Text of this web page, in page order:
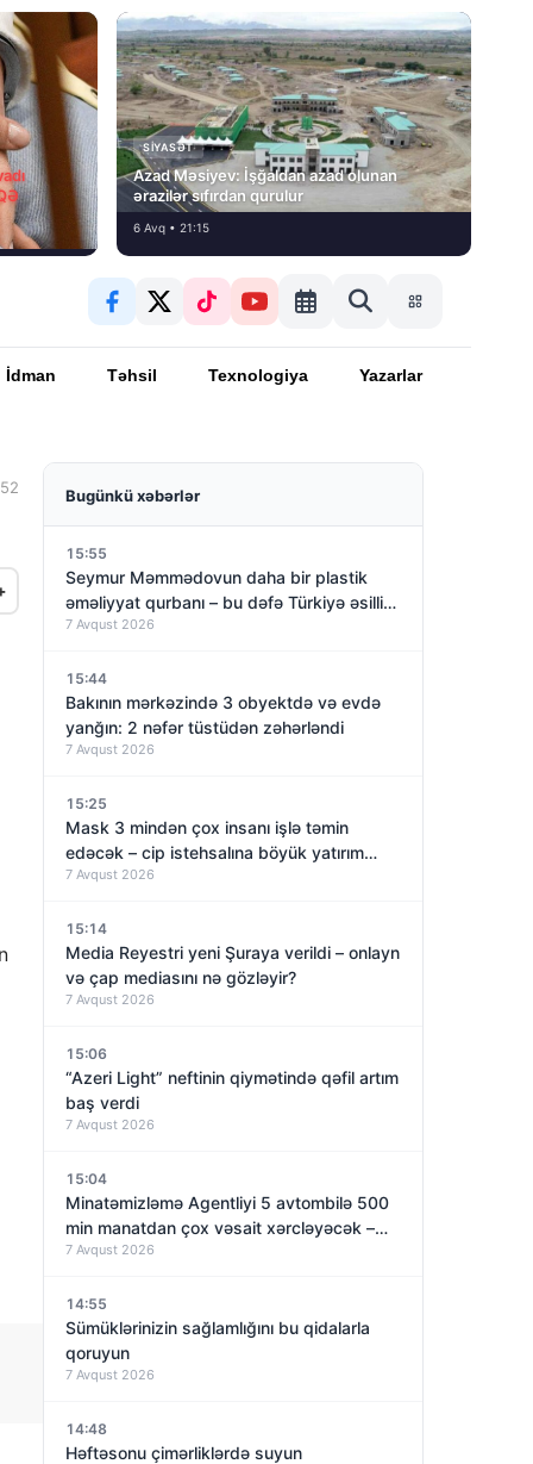
SIYASƏT
Azad Məsiyev: İşğaldan azad olunan
ərazilər sıfırdan qurulur
6 Avq • 21:15
İdman Təhsil Texnologiya Yazarlar
Bugünkü xəbərlər
15:55
Seymur Məmmədovun daha bir plastik
əməliyyat qurbanı – bu dəfə Türkiyə əsilli
qadın
7 Avqust 2026
15:44
Bakının mərkəzində 3 obyektdə və evdə
yanğın: 2 nəfər tüstüdən zəhərləndi
7 Avqust 2026
15:25
Mask 3 mindən çox insanı işlə təmin
edəcək – cip istehsalına böyük yatırım
qoyur
7 Avqust 2026
15:14
Media Reyestri yeni Şuraya verildi – onlayn
və çap mediasını nə gözləyir?
7 Avqust 2026
15:06
“Azeri Light” neftinin qiymətində qəfil artım
baş verdi
7 Avqust 2026
15:04
Minatəmizləmə Agentliyi 5 avtombilə 500
min manatdan çox vəsait xərcləyəcək –
TENDER
7 Avqust 2026
14:55
Sümüklərinizin sağlamlığını bu qidalarla
qoruyun
7 Avqust 2026
14:48
Həftəsonu çimərliklərdə suyun